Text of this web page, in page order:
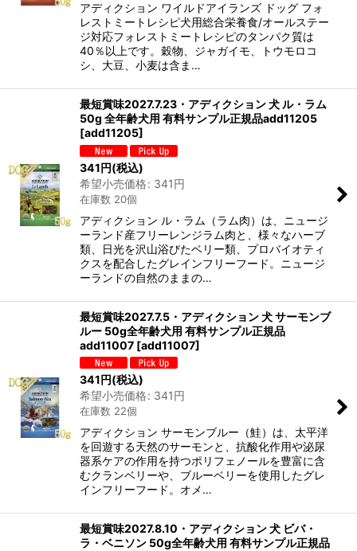
アディクション ワイルドアイランズ ドッグ フォ
レストミートレシピ犬用総合栄養食/オールステー
ジ対応フォレストミートレシピのタンパク質は
40％以上です。穀物、ジャガイモ、トウモロコ
シ、大豆、小麦は含ま…
最短賞味2027.7.23・アディクション 犬 ル・ラム
50g 全年齢犬用 有料サンプル正規品add11205
[add11205]
341円(税込)
希望小売価格: 341円
在庫数 20個
アディクション ル・ラム（ラム肉）は、ニュージ
ーランド産フリーレンジラム肉と、様々なハーブ
類、日光を沢山浴びたベリー類、プロバイオティ
クスを配合したグレインフリーフード。ニュージ
ーランドの自然のままの…
最短賞味2027.7.5・アディクション 犬 サーモンブ
ルー 50g全年齢犬用 有料サンプル正規品
add11007 [add11007]
341円(税込)
希望小売価格: 341円
在庫数 22個
アディクション サーモンブルー（鮭）は、太平洋
を回遊する天然のサーモンと、抗酸化作用や泌尿
器系ケアの作用を持つポリフェノールを豊富に含
むクランベリーや、ブルーベリーを使用したグレ
インフリーフード。オメ…
最短賞味2027.8.10・アディクション 犬 ビバ・
ラ・ベニソン 50g全年齢犬用 有料サンプル正規品